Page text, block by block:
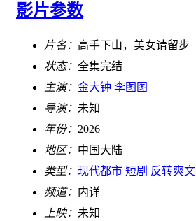
影片参数
片名： 高手下山，美女请留步
状态： 全集完结
主演： 金大钟 李图图
导演： 未知
年份： 2026
地区： 中国大陆
类型： 现代都市 短剧 反转爽文
频道： 内详
上映： 未知